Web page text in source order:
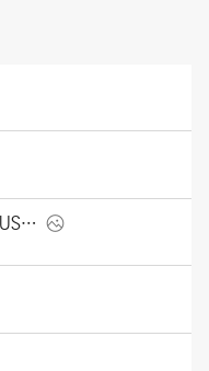
메르세데스-벤츠 S680 Maybach [US] (2027)